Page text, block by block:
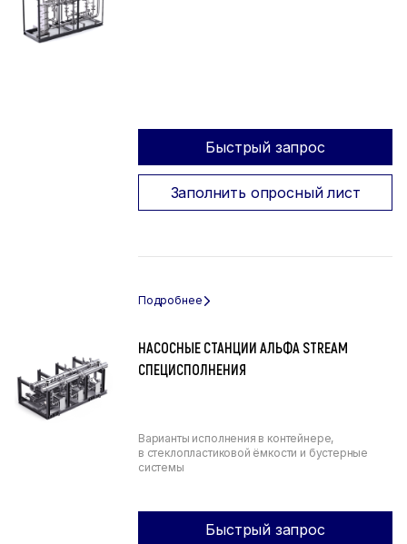
Быстрый запрос
Заполнить опросный лист
НАСОСНЫЕ СТАНЦИИ АЛЬФА STREAM
СПЕЦИСПОЛНЕНИЯ
Варианты исполнения в контейнере,
в стеклопластиковой ёмкости и бустерные
системы
Быстрый запрос